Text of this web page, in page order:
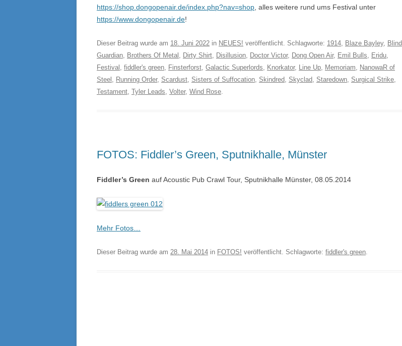
https://shop.dongopenair.de/index.php?nav=shop , alles weitere rund ums Festival unter
https://www.dongopenair.de!
Dieser Beitrag wurde am 18. Juni 2022 in NEUES! veröffentlicht. Schlagworte: 1914, Blaze Bayley, Blind
Guardian, Brothers Of Metal , Dirty Shirt, Disillusion, Doctor Victor, Dong Open Air, Emil Bulls, Eridu,
Festival , fiddler's green, Finsterforst, Galactic Superlords, Knorkator, Line Up, Memoriam, NanowaR of
Steel , Running Order, Scardust, Sisters of Suffocation, Skindred, Skyclad, Staredown, Surgical Strike,
Testament, Tyler Leads, Volter, Wind Rose.
FOTOS: Fiddler’s Green, Sputnikhalle, Münster
Fiddler’s Green auf Acoustic Pub Crawl Tour, Sputnikhalle Münster, 08.05.2014
Mehr Fotos…
Dieser Beitrag wurde am 28. Mai 2014 in FOTOS! veröffentlicht. Schlagworte: fiddler's green.